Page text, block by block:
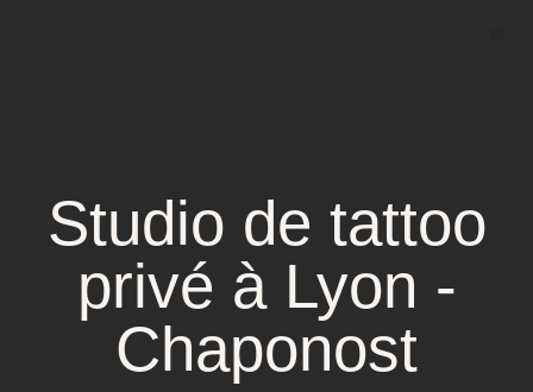
Studio de tattoo
privé à Lyon -
Chaponost